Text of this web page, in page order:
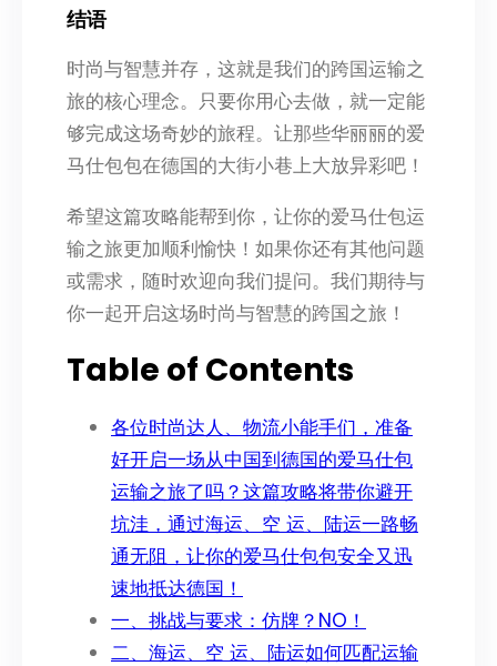
结语
时尚与智慧并存，这就是我们的跨国运输之
旅的核心理念。只要你用心去做，就一定能
够完成这场奇妙的旅程。让那些华丽丽的爱
马仕包包在德国的大街小巷上大放异彩吧！
希望这篇攻略能帮到你，让你的爱马仕包运
输之旅更加顺利愉快！如果你还有其他问题
或需求，随时欢迎向我们提问。我们期待与
你一起开启这场时尚与智慧的跨国之旅！
Table of Contents
各位时尚达人、物流小能手们，准备
好开启一场从中国到德国的爱马仕包
运输之旅了吗？这篇攻略将带你避开
坑洼，通过海运、空 运、陆运一路畅
通无阻，让你的爱马仕包包安全又迅
速地抵达德国！
一、挑战与要求：仿牌？NO！
二、海运、空 运、陆运如何匹配运输